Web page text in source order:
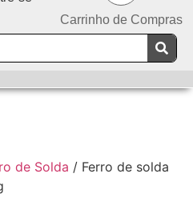
Carrinho de Compras
de Solda / Ferro de solda